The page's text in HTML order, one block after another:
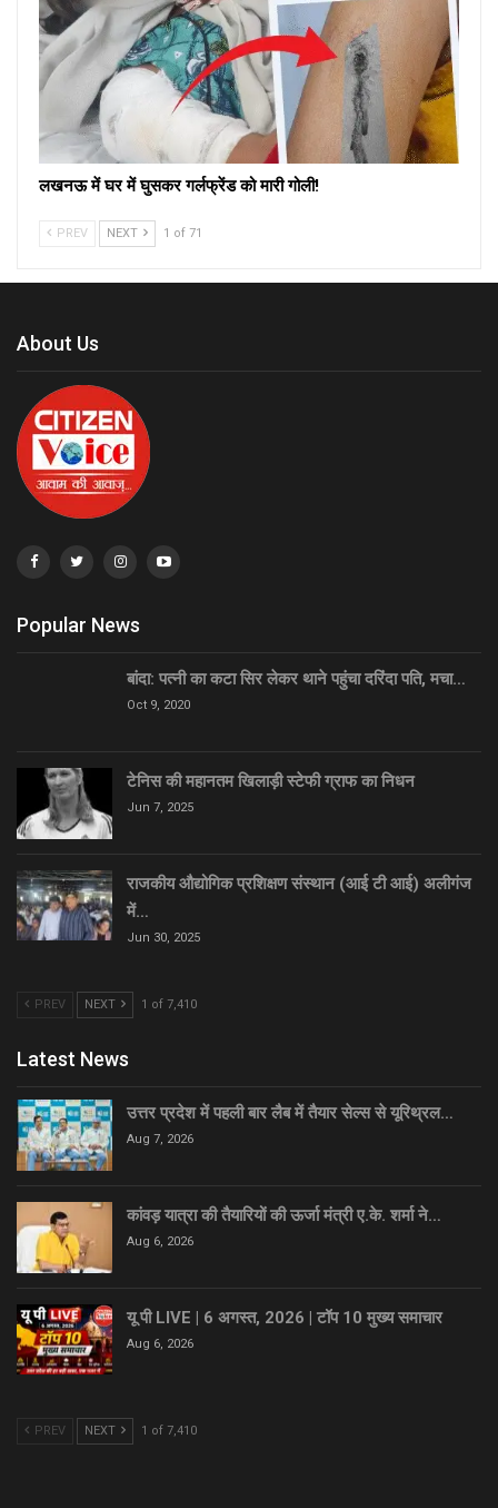
लखनऊ में घर में घुसकर गर्लफ्रेंड को मारी गोली!
PREV NEXT 1 of 71
About Us
Popular News
बांदा: पत्नी का कटा सिर लेकर थाने पहुंचा दरिंदा पति, मचा…
Oct 9, 2020
टेनिस की महानतम खिलाड़ी स्टेफी ग्राफ का निधन
Jun 7, 2025
राजकीय औद्योगिक प्रशिक्षण संस्थान (आई टी आई) अलीगंज
में…
Jun 30, 2025
PREV NEXT 1 of 7,410
Latest News
उत्तर प्रदेश में पहली बार लैब में तैयार सेल्स से यूरिथ्रल…
Aug 7, 2026
कांवड़ यात्रा की तैयारियों की ऊर्जा मंत्री ए.के. शर्मा ने…
Aug 6, 2026
यू पी LIVE | 6 अगस्त, 2026 | टॉप 10 मुख्य समाचार
Aug 6, 2026
PREV NEXT 1 of 7,410